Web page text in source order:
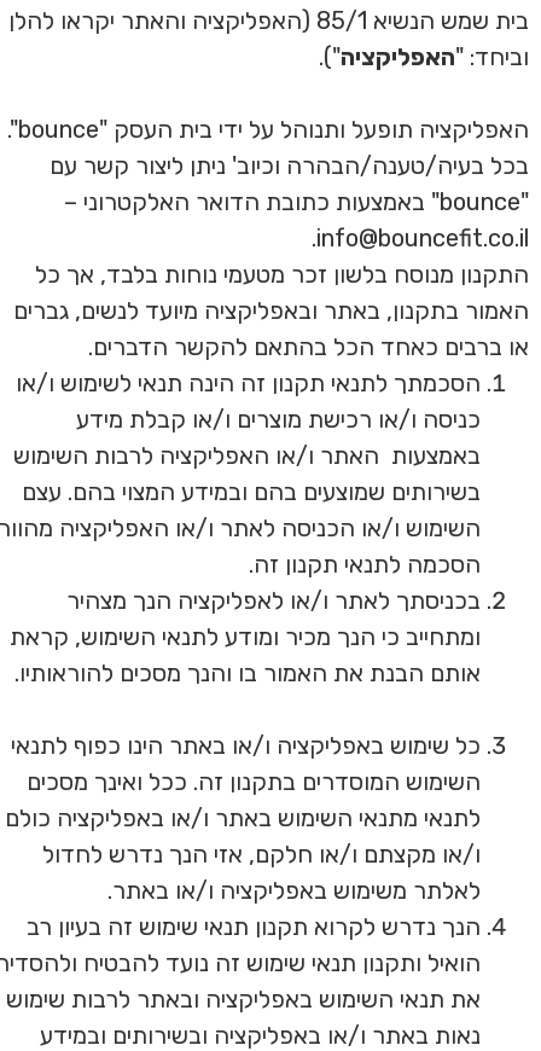
בית שמש הנשיא 85/1
(האפליקציה והאתר יקראו להלן
וביחד: " האפליקציה").
האפליקציה תופעל ותנוהל על ידי בית העסק "bounce".
בכל בעיה/טענה/הבהרה וכיוב' ניתן ליצור קשר עם
info@bouncefit.co.il
.
התקנון מנוסח בלשון זכר מטעמי נוחות בלבד, אך כל
האמור בתקנון, באתר ובאפליקציה מיועד לנשים, גברים
או ברבים כאחד הכל בהתאם להקשר הדברים.
הסכמתך לתנאי תקנון זה הינה תנאי לשימוש ו/או
כניסה ו/או רכישת מוצרים ו/או קבלת מידע
באמצעות
האתר ו/או האפליקציה לרבות השימוש
בשירותים שמוצעים בהם ובמידע המצוי בהם. עצם
השימוש ו/או הכניסה לאתר ו/או האפליקציה מהווה
הסכמה לתנאי תקנון זה.
בכניסתך לאתר ו/או לאפליקציה הנך מצהיר
ומתחייב כי הנך מכיר ומודע לתנאי השימוש, קראת
אותם הבנת את האמור בו והנך מסכים להוראותיו.
כל שימוש באפליקציה ו/או באתר הינו כפוף לתנאי
השימוש המוסדרים בתקנון זה. ככל ואינך מסכים
לתנאי מתנאי השימוש באתר ו/או באפליקציה כולם
ו/או מקצתם ו/או חלקם, אזי הנך נדרש לחדול
לאלתר משימוש באפליקציה ו/או באתר.
הנך נדרש לקרוא תקנון תנאי שימוש זה בעיון רב
הואיל ותקנון תנאי שימוש זה נועד להבטיח ולהסדיר
את תנאי השימוש באפליקציה ובאתר לרבות שימוש
נאות באתר ו/או באפליקציה ובשירותים ובמידע